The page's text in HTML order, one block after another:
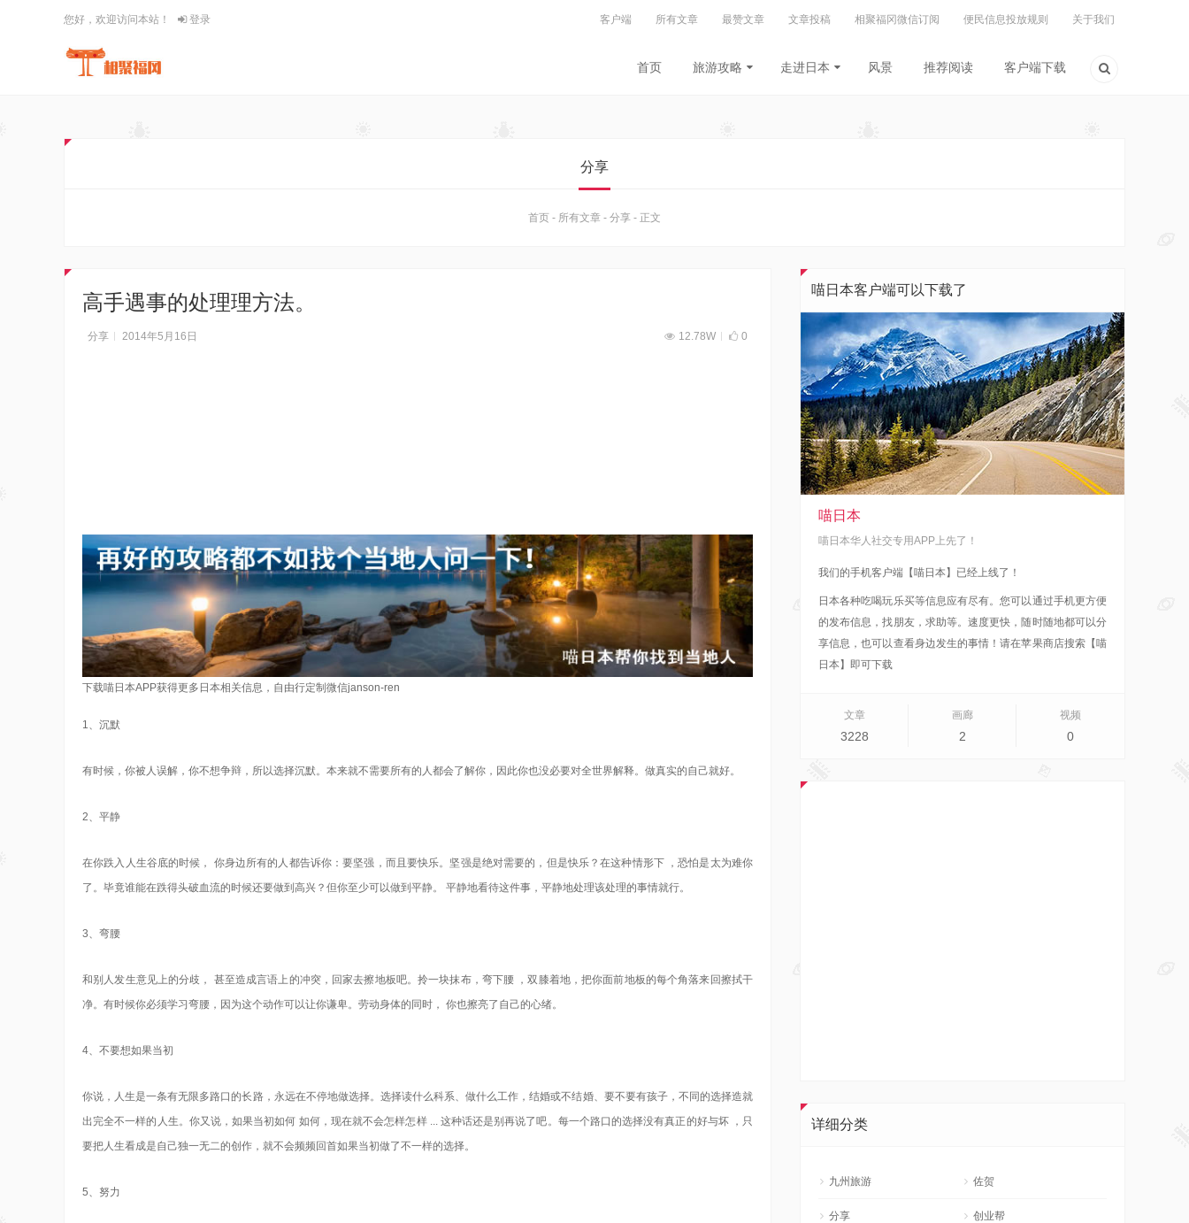
您好，欢迎访问本站！ 登录 客户端 所有文章 最赞文章 文章投稿 相聚福冈微信订阅 便民信息投放规则 关于我们
首页 旅游攻略 走进日本 风景 推荐阅读 客户端下载
分享
首页 - 所有文章 - 分享 - 正文
高手遇事的处理理方法。
分享 2014年5月16日 12.78W 0
下载喵日本APP获得更多日本相关信息，自由行定制微信janson-ren
1、沉默
有时候，你被人误解，你不想争辩，所以选择沉默。本来就不需要所有的人都会了解你，因此你也没必要对全世界解释。做真实的自己就好。
2、平静
在你跌入人生谷底的时候， 你身边所有的人都告诉你：要坚强，而且要快乐。坚强是绝对需要的，但是快乐？在这种情形下 ，恐怕是太为难你
了。毕竟谁能在跌得头破血流的时候还要做到高兴？但你至少可以做到平静。 平静地看待这件事，平静地处理该处理的事情就行。
3、弯腰
和别人发生意见上的分歧， 甚至造成言语上的冲突，回家去擦地板吧。拎一块抹布，弯下腰 ，双膝着地，把你面前地板的每个角落来回擦拭干
净。有时候你必须学习弯腰，因为这个动作可以让你谦卑。劳动身体的同时， 你也擦亮了自己的心绪。
4、不要想如果当初
你说，人生是一条有无限多路口的长路，永远在不停地做选择。选择读什么科系、做什么工作，结婚或不结婚、要不要有孩子，不同的选择造就
出完全不一样的人生。你又说，如果当初如何 如何，现在就不会怎样怎样 ... 这种话还是别再说了吧。每一个路口的选择没有真正的好与坏 ，只
要把人生看成是自己独一无二的创作，就不会频频回首如果当初做了不一样的选择。
5、努力
喵日本客户端可以下载了
喵日本
喵日本华人社交专用APP上先了！
我们的手机客户端【喵日本】已经上线了！
日本各种吃喝玩乐买等信息应有尽有。您可以通过手机更方便
的发布信息，找朋友，求助等。速度更快，随时随地都可以分
享信息，也可以查看身边发生的事情！请在苹果商店搜索【喵
日本】即可下载
文章
3228
画廊
2
视频
0
详细分类
九州旅游 佐贺
分享 创业帮